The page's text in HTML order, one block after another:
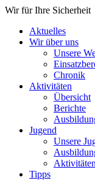
Wir für Ihre Sicherheit
Aktuelles
Wir über uns
Unsere
Chronik
Aktivitäten
Übersicht
Berichte
Jugend
Unsere
Aktivitäten
Tipps